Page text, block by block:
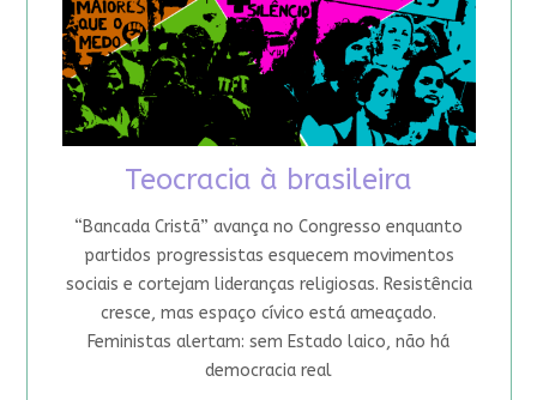
Teocracia à brasileira
“Bancada Cristã” avança no Congresso enquanto
partidos progressistas esquecem movimentos
sociais e cortejam lideranças religiosas. Resistência
cresce, mas espaço cívico está ameaçado.
Feministas alertam: sem Estado laico, não há
democracia real